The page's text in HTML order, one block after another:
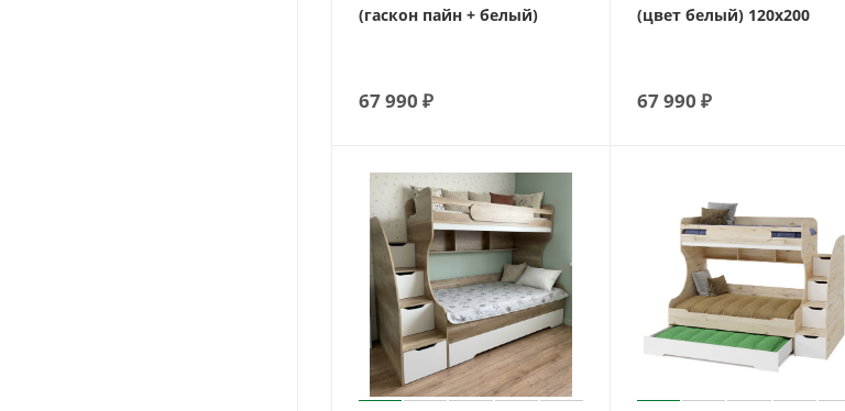
(гаскон пайн + белый)
67 990 ₽
(цвет белый) 120х200
67 990 ₽